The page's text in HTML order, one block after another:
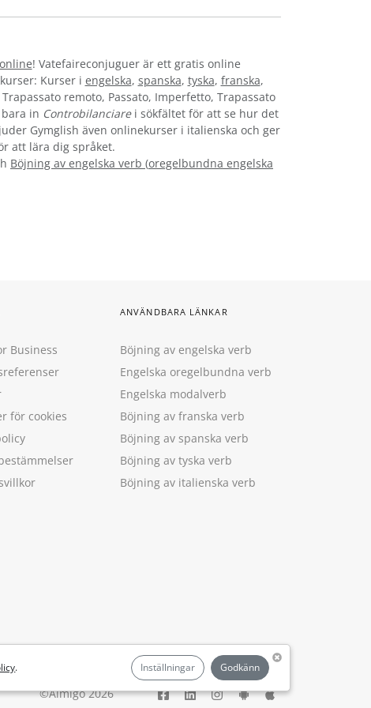
! Vatefaireconjuguer är ett gratis online
Kurser i engelska, spanska, tyska, franska,
remoto, Passato, Imperfetto, Trapassato
bara in Controbilanciarei sökfältet för att se hur det
Gymglish även onlinekurser i italienska och ger
att lära dig språket.
Böjning av engelska verb (oregelbundna engelska
. Inställningar Godkänn
Business
för cookies
ANVÄNDBARA LÄNKAR
Böjning av engelska verb
Engelska oregelbundna verb
Engelska modalverb
Böjning av franska verb
Böjning av spanska verb
Böjning av tyska verb
Böjning av italienska verb
©Aimigo 2026